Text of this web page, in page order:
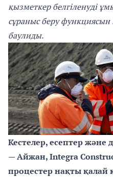
қызметкер белгіленуді
сұраныс беру
баулиды.
Кестелер, есептер және
— Айжан, Integra
процестер нақты қалай